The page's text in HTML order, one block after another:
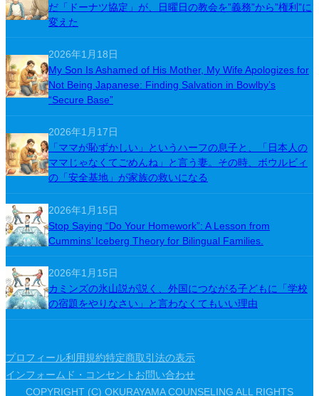
だ「ドーナツ協定」が、日曜日の教会を”義務”から”権利”に
変えた
2026年1月18日
My Son Is Ashamed of His Mother, My Wife Apologizes for
Not Being Japanese: Finding Salvation in Bowlby’s
“Secure Base”
2026年1月17日
「ママが恥ずかしい」というハーフの息子と、「日本人の
ママじゃなくてごめんね」と言う妻。その時、ボウルビィ
の「安全基地」が家族の救いになる
2026年1月15日
Stop Saying “Do Your Homework”: A Lesson from
Cummins’ Iceberg Theory for Bilingual Families.
2026年1月15日
カミンズの氷山説が説く、外国につながる子どもに「学校
の宿題をやりなさい」と言わなくてもいい理由
プロフィール利用規約特定商取引法の表示
インフォームド・コンセント お問い合わせ
COPYRIGHT (C) OKURAYAMA COUNSELING ALL RIGHTS